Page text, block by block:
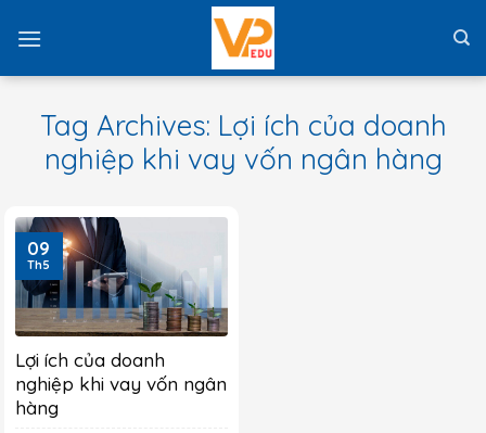
Tag Archives: Lợi ích của doanh
nghiệp khi vay vốn ngân hàng
Lợi ích của doanh
nghiệp khi vay vốn ngân
hàng
09
Th5